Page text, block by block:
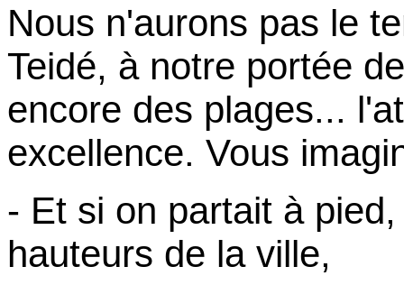
Nous n'aurons pas le
Teidé, à notre portée
encore des plages...
excellence. Vous
- Et si on partait à
hauteurs de la ville,